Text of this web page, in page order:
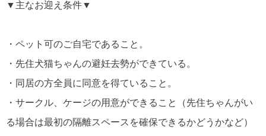
▼主なお迎え条件▼
・ペット可のご自宅であること。
・先住犬猫ちゃんの避妊去勢ができている。
・同居の方全員に同意を得ていること。
・サークル、ケージの用意ができること（先住ちゃんがい
る場合は最初の隔離スペースを確保できるかどうかなど）